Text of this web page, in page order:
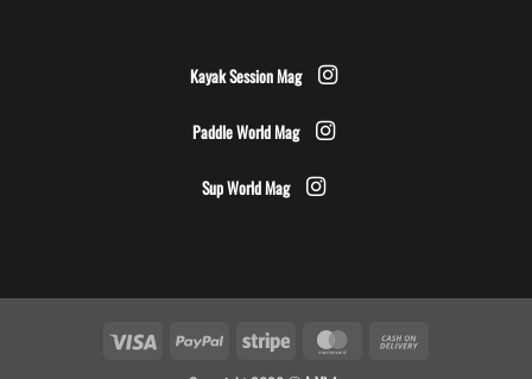
Kayak Session Mag
Paddle World Mag
Sup World Mag
Visa PayPal Stripe MasterCard